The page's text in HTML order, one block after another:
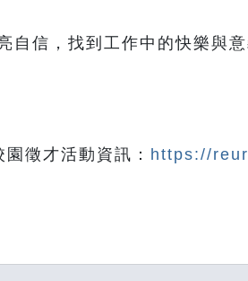
自信，找到工作中的快樂與
徵才活動資訊： https://